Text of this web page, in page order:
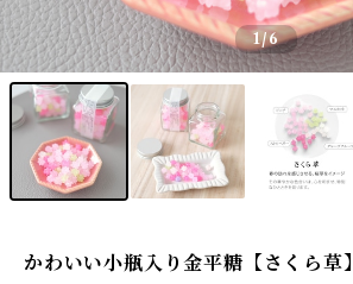
1/6
かわいい小瓶入り金平糖【さくら草】